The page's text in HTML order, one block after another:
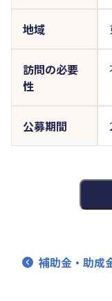
地域
訪問の必要
性
公募期間
補助金・助成